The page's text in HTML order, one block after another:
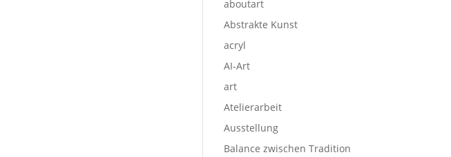
aboutart
Abstrakte Kunst
acryl
AI-Art
art
Atelierarbeit
Ausstellung
Balance zwischen Tradition